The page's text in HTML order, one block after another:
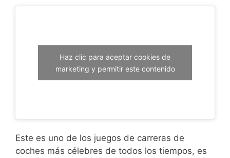
Haz clic para aceptar cookies de
marketing y permitir este contenido
Este es uno de los juegos de carreras de
coches más célebres de todos los tiempos, es